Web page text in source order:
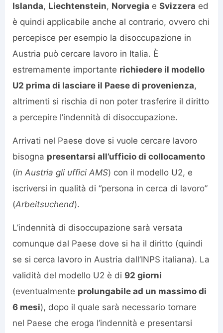
Islanda, Liechtenstein, Norvegia e Svizzera ed
è quindi applicabile anche al contrario, ovvero chi
percepisce per esempio la disoccupazione in
Austria può cercare lavoro in Italia. È
estremamente importante richiedere il modello
U2 prima di lasciare il Paese di provenienza,
altrimenti si rischia di non poter trasferire il diritto
a percepire l’indennità di disoccupazione.
Arrivati nel Paese dove si vuole cercare lavoro
bisogna presentarsi all’ufficio di collocamento
(in Austria gli uffici AMS) con il modello U2, e
iscriversi in qualità di “persona in cerca di lavoro”
(Arbeitsuchend).
L’indennità di disoccupazione sarà versata
comunque dal Paese dove si ha il diritto (quindi
se si cerca lavoro in Austria dall’INPS italiana). La
validità del modello U2 è di 92 giorni
(eventualmente prolungabile ad un massimo di
6 mesi), dopo il quale sarà necessario tornare
nel Paese che eroga l’indennità e presentarsi